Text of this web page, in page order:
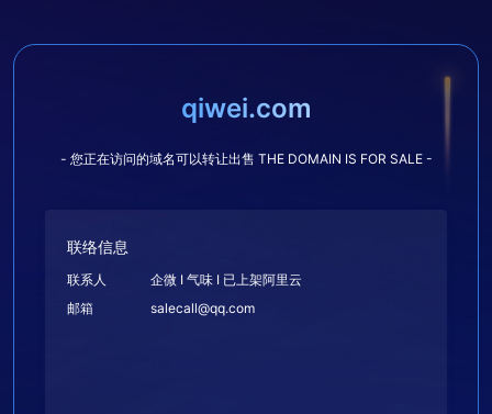
qiwei.com
- 您正在访问的域名可以转让出售 THE DOMAIN IS FOR SALE -
联络信息
联系人
企微 I 气味 I 已上架阿里云
邮箱
salecall@qq.com